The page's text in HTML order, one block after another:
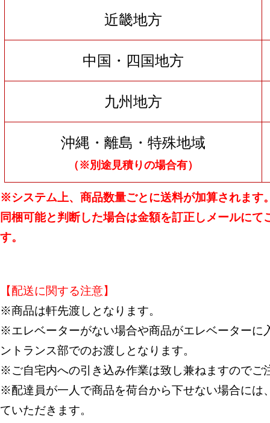
近畿地方
中国・四国地方
九州地方
沖縄・離島・特殊地域
（※別途見積りの場合有）
※システム上、商品数量ごとに送料が加算されます
同梱可能と判断した場合は金額を訂正しメールにて
す。
【配送に関する注意】
※商品は軒先渡しとなります。
※エレベーターがない場合や商品がエレベーターに
ントランス部でのお渡しとなります。
※ご自宅内への引き込み作業は致し兼ねますのでご
※配達員が一人で商品を荷台から下せない場合には
ていただきます。